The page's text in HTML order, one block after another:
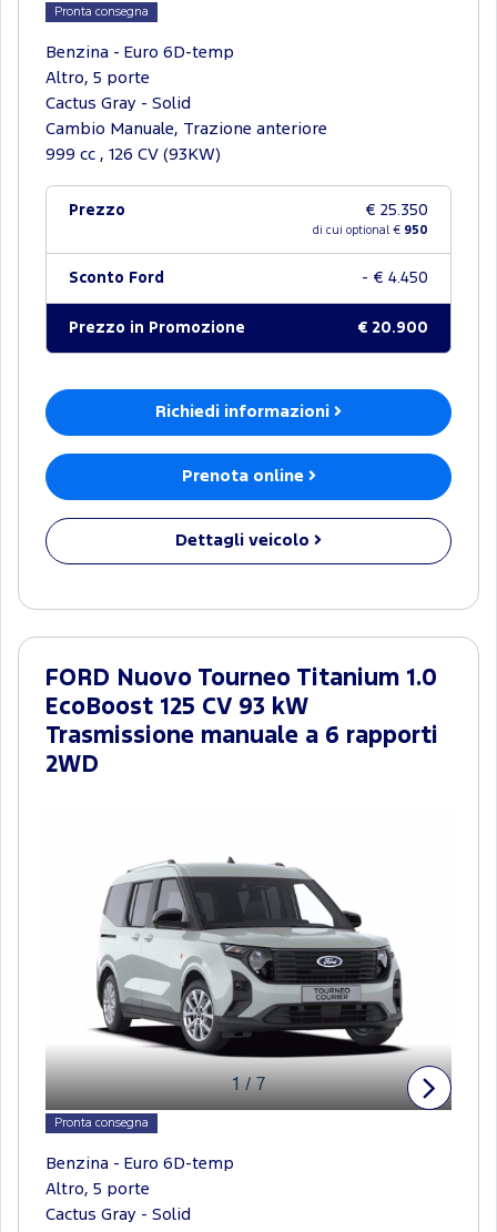
Pronta consegna
Benzina - Euro 6D-temp
Altro, 5 porte
Cactus Gray - Solid
Cambio Manuale, Trazione anteriore
999 cc , 126 CV (93KW)
Prezzo € 25.350
di cui optional € 950
Sconto Ford - € 4.450
Prezzo in Promozione € 20.900
Richiedi informazioni
Prenota online
Dettagli veicolo
FORD Nuovo Tourneo Titanium 1.0
EcoBoost 125 CV 93 kW
Trasmissione manuale a 6 rapporti
2WD
1/7
Pronta consegna
Benzina - Euro 6D-temp
Altro, 5 porte
Cactus Gray - Solid